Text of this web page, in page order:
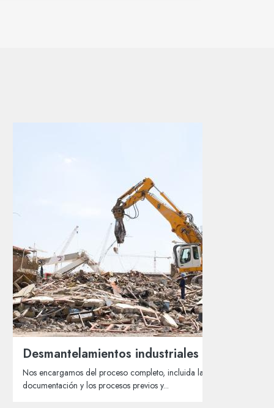
Desmantelamientos industriales
Nos encargamos del proceso completo, incluida la
documentación y los procesos previos y...